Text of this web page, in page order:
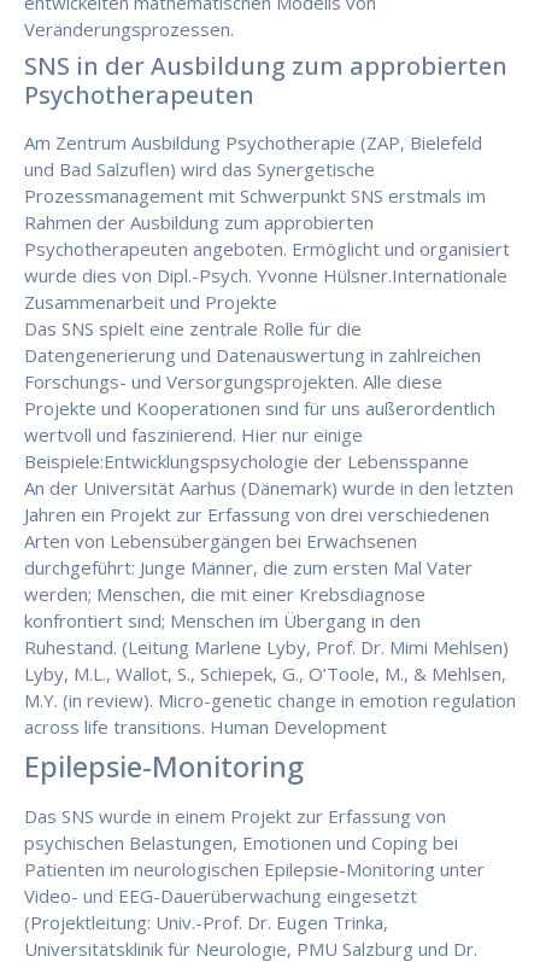
Veränderungsprozessen.
SNS in der Ausbildung zum approbierten
Psychotherapeuten
Am Zentrum Ausbildung Psychotherapie (ZAP, Bielefeld
und Bad Salzuflen) wird das Synergetische
Prozessmanagement mit Schwerpunkt SNS erstmals im
Rahmen der Ausbildung zum approbierten
Psychotherapeuten angeboten. Ermöglicht und organisiert
wurde dies von Dipl.-Psych. Yvonne Hülsner.Internationale
Zusammenarbeit und Projekte
Das SNS spielt eine zentrale Rolle für die
Datengenerierung und Datenauswertung in zahlreichen
Forschungs- und Versorgungsprojekten. Alle diese
Projekte und Kooperationen sind für uns außerordentlich
wertvoll und faszinierend. Hier nur einige
Beispiele:Entwicklungspsychologie der Lebensspanne
An der Universität Aarhus (Dänemark) wurde in den letzten
Jahren ein Projekt zur Erfassung von drei verschiedenen
Arten von Lebensübergängen bei Erwachsenen
durchgeführt: Junge Männer, die zum ersten Mal Vater
werden; Menschen, die mit einer Krebsdiagnose
konfrontiert sind; Menschen im Übergang in den
Ruhestand. (Leitung Marlene Lyby, Prof. Dr. Mimi Mehlsen)
Lyby, M.L., Wallot, S., Schiepek, G., O’Toole, M., & Mehlsen,
M.Y. (in review). Micro-genetic change in emotion regulation
across life transitions. Human Development
Epilepsie-Monitoring
Das SNS wurde in einem Projekt zur Erfassung von
psychischen Belastungen, Emotionen und Coping bei
Patienten im neurologischen Epilepsie-Monitoring unter
Video- und EEG-Dauerüberwachung eingesetzt
(Projektleitung: Univ.-Prof. Dr. Eugen Trinka,
Universitätsklinik für Neurologie, PMU Salzburg und Dr.